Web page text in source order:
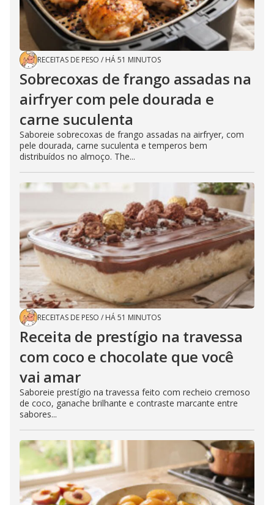
RECEITAS DE PESO / HÁ 51 MINUTOS
Sobrecoxas de frango assadas na
airfryer com pele dourada e
carne suculenta
Saboreie sobrecoxas de frango assadas na airfryer, com
pele dourada, carne suculenta e temperos bem
distribuídos no almoço. The...
RECEITAS DE PESO / HÁ 51 MINUTOS
Receita de prestígio na travessa
com coco e chocolate que você
vai amar
Saboreie prestígio na travessa feito com recheio cremoso
de coco, ganache brilhante e contraste marcante entre
sabores...